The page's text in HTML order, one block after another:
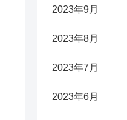
2023年9月
2023年8月
2023年7月
2023年6月